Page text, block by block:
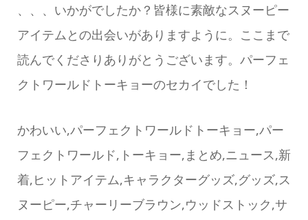
、、、いかがでしたか？皆様に素敵なスヌーピー
アイテムとの出会いがありますように。ここまで
読んでくださりありがとうございます。パーフェ
クトワールドトーキョーのセカイでした！
かわいい,パーフェクトワールドトーキョー,パー
フェクトワールド,トーキョー,まとめ,ニュース,新
着,ヒットアイテム,キャラクターグッズ,グッズ,ス
ヌーピー,チャーリーブラウン,ウッドストック,サ